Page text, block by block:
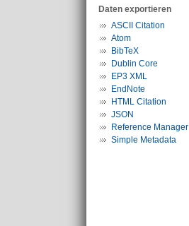
Daten exportieren
ASCII Citation
Atom
BibTeX
Dublin Core
EP3 XML
EndNote
HTML Citation
JSON
Reference Manager
Simple Metadata